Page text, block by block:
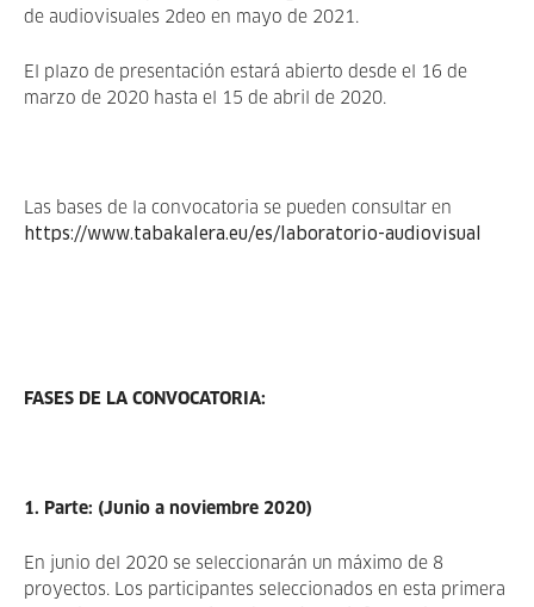
de audiovisuales 2deo en mayo de 2021.
El plazo de presentación estará abierto desde el 16 de
marzo de 2020 hasta el 15 de abril de 2020.
Las bases de la convocatoria se pueden consultar en
https://www.tabakalera.eu/es/laboratorio-audiovisual
FASES DE LA CONVOCATORIA:
1. Parte: (Junio a noviembre 2020)
En junio del 2020 se seleccionarán un máximo de 8
proyectos. Los participantes seleccionados en esta primera